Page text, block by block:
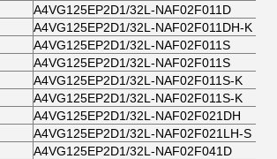
A4VG125EP2D1/32L-NAF02F011D
A4VG125EP2D1/32L-NAF02F011DH-K
A4VG125EP2D1/32L-NAF02F011S
A4VG125EP2D1/32L-NAF02F011S
A4VG125EP2D1/32L-NAF02F011S-K
A4VG125EP2D1/32L-NAF02F011S-K
A4VG125EP2D1/32L-NAF02F021DH
A4VG125EP2D1/32L-NAF02F021LH-S
A4VG125EP2D1/32L-NAF02F041D